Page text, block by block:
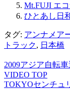
Mt.FUJI エ
ひとあし日
タグ: アンナメア
トラック, 日本橋
2009アジア自転
VIDEO TOP
TOKYOセンチュ